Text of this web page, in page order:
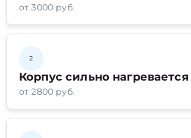
от 3000 руб.
2
Корпус сильно нагревается
от 2800 руб.